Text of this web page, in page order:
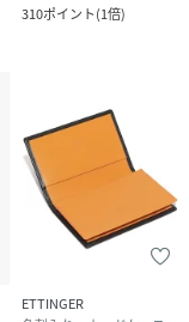
310ポイント(1倍)
ETTINGER